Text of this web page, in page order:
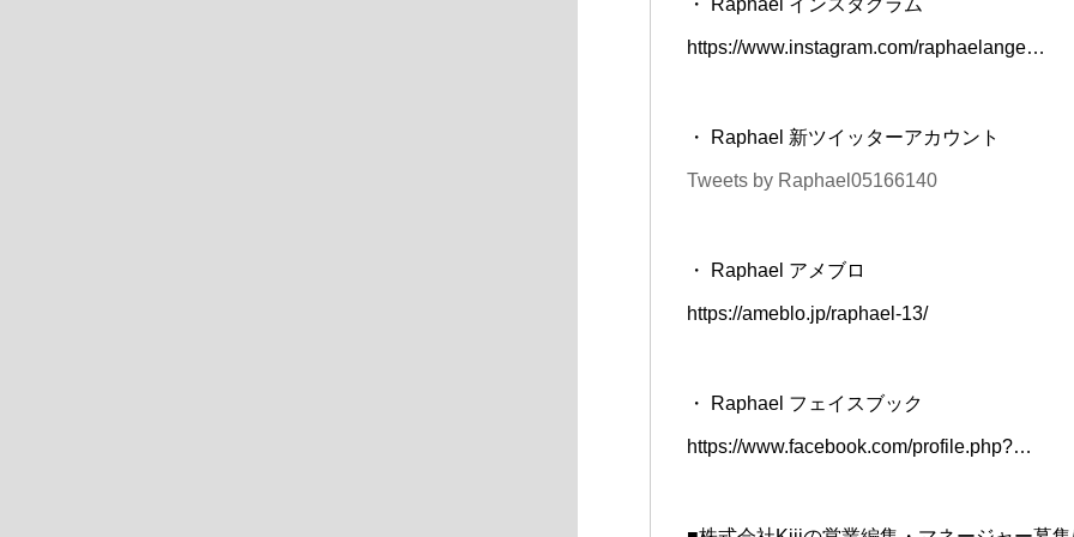
・ Raphael インスタグラム
https://www.instagram.com/raphaelange…
・ Raphael 新ツイッターアカウント
Tweets by Raphael05166140
・ Raphael アメブロ
https://ameblo.jp/raphael-13/
・ Raphael フェイスブック
https://www.facebook.com/profile.php?…